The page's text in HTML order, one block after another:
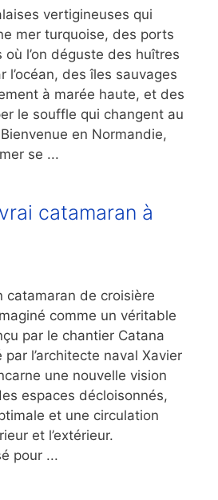
vertigineuses qui
mer turquoise, des ports
l’on déguste des huîtres
l’océan, des îles sauvages
à marée haute, et des
le souffle qui changent au
en Normandie,
se ...
catamaran à
catamaran de croisière
comme un véritable
par le chantier Catana
l’architecte naval Xavier
une nouvelle vision
espaces décloisonnés,
et une circulation
et l’extérieur.
pour ...